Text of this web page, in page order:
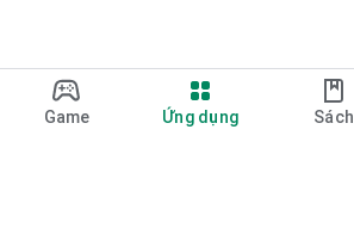
Game Ứng dụng Sách